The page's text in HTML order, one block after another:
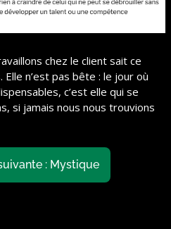
chez le client sait ce
n’est pas bête : le jour où
c’est elle qui se
si jamais nous nous trouvions
: Mystique